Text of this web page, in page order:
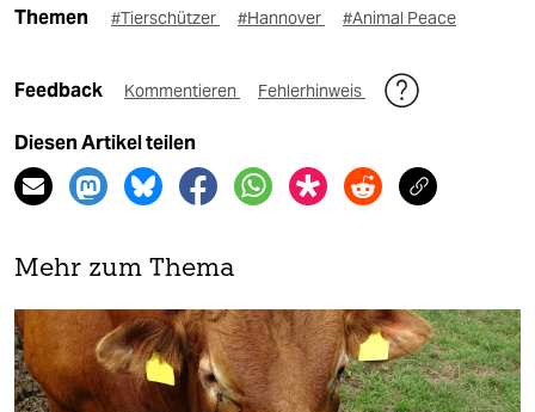
Themen #Tierschützer #Hannover #Animal Peace
Feedback Kommentieren Fehlerhinweis
Diesen Artikel teilen
Mehr zum Thema